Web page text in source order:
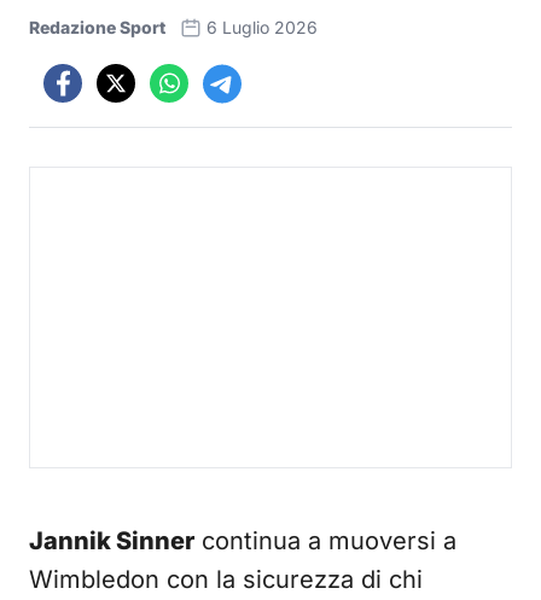
Redazione Sport 6 Luglio 2026
Jannik Sinner continua a muoversi a
Wimbledon con la sicurezza di chi